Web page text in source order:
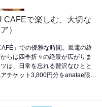
CAFEで楽しむ、大切な
）
」での優雅な時間。嵐電の終
らは四季折々の絶景が広がりま
は、日常を忘れる贅沢なひとと
チケット3,800円分をanatae限定
カフェメニュー＆１ドリンクを楽